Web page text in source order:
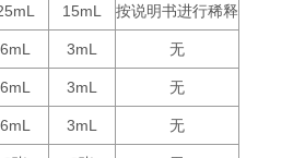
15mL 按说明书进行稀释
6mL 3mL 无
6mL 3mL 无
6mL 3mL 无